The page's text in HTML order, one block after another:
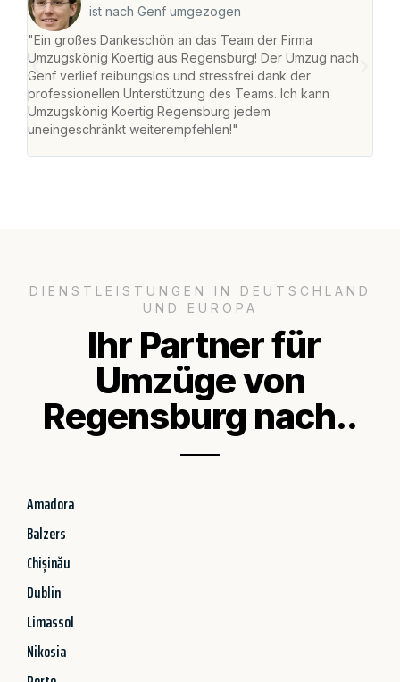
ist nach Genf umgezogen
"Ein großes Dankeschön an das Team der Firma
Umzugskönig Koertig aus Regensburg! Der Umzug nach
Genf verlief reibungslos und stressfrei dank der
professionellen Unterstützung des Teams. Ich kann
Umzugskönig Koertig Regensburg jedem
uneingeschränkt weiterempfehlen!"
DIENSTLEISTUNGEN IN DEUTSCHLAND
UND EUROPA
Ihr Partner für
Umzüge von
Regensburg nach..
Amadora
Balzers
Chișinău
Dublin
Limassol
Nikosia